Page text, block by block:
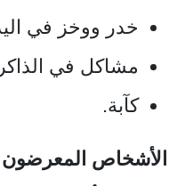
خدر ووخز في
مشاكل في
كآبة.